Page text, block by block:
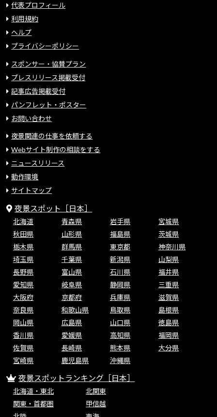
代表プロフィール
利用規約
ヘルプ
プライバシーポリシー
スポンサー・協賛プラン
プレスリリース掲載受付
記事広告掲載受付
パンフレット・ポスター
お問い合わせ
夜景関連の仕事を依頼する
Webサイト制作の相談をする
ニュースリリース
動作環境
サイトマップ
夜景スポット［日本］
北海道 青森県 岩手県
宮城県
秋田県
山形県 福島県
茨城県
栃木県
群馬県 東京都
神奈川県
埼玉県
千葉県 新潟県
山梨県
長野県
富山県 石川県
福井県
愛知県
岐阜県 静岡県
三重県
大阪府
京都府 兵庫県
滋賀県
奈良県
和歌山県 鳥取県
島根県
岡山県
広島県 山口県
徳島県
香川県
愛媛県 高知県
福岡県
佐賀県
長崎県 熊本県
大分県
宮崎県
鹿児島県 沖縄県
夜景スポットランキング［日本］
北海道・東北
北関東
関東・首都圏
甲信越